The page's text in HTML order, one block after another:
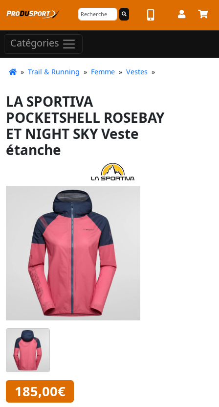
Catégories
» Trail & Running » Femme » Vestes »
LA SPORTIVA
POCKETSHELL ROSEBAY
ET NIGHT SKY Veste
étanche
185,00€